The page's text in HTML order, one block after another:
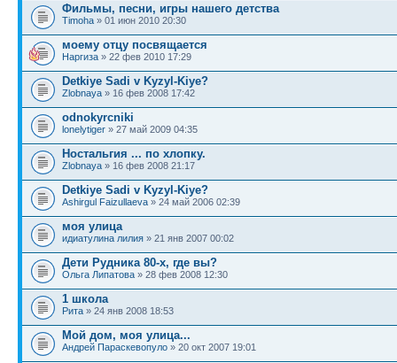
Фильмы, песни, игры нашего детства
Timoha » 01 июн 2010 20:30
моему отцу посвящается
Наргиза » 22 фев 2010 17:29
Detkiye Sadi v Kyzyl-Kiye?
Zlobnaya » 16 фев 2008 17:42
odnokyrcniki
lonelytiger » 27 май 2009 04:35
Ностальгия ... по хлопку.
Zlobnaya » 16 фев 2008 21:17
Detkiye Sadi v Kyzyl-Kiye?
Ashirgul Faizullaeva » 24 май 2006 02:39
моя улица
идиатулина лилия » 21 янв 2007 00:02
Дети Рудника 80-х, где вы?
Ольга Липатова » 28 фев 2008 12:30
1 школа
Рита » 24 янв 2008 18:53
Мой дом, моя улица...
Андрей Параскевопуло » 20 окт 2007 19:01